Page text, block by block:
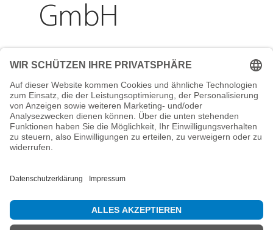
Adresse
Reichenberger Str. 1
84130 Dingolfing
Telefon
info@mountain-sports-
GmbH